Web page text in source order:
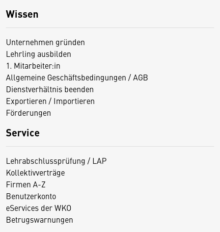
Wissen
Unternehmen gründen
Lehrling ausbilden
1. Mitarbeiter:in
Allgemeine Geschäftsbedingungen / AGB
Dienstverhältnis beenden
Exportieren / Importieren
Förderungen
Service
Lehrabschlussprüfung / LAP
Kollektivverträge
Firmen A-Z
Benutzerkonto
eServices der WKO
Betrugswarnungen